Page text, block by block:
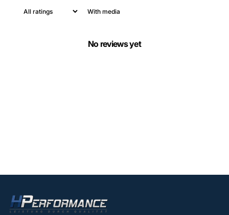
With media
No reviews yet